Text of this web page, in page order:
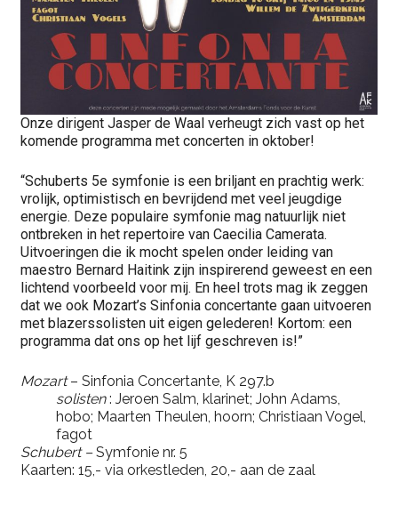
Onze dirigent Jasper de Waal verheugt zich vast op het
komende programma met concerten in oktober!
“Schuberts 5e symfonie is een briljant en prachtig werk:
vrolijk, optimistisch en bevrijdend met veel jeugdige
energie. Deze populaire symfonie mag natuurlijk niet
ontbreken in het repertoire van Caecilia Camerata.
Uitvoeringen die ik mocht spelen onder leiding van
maestro Bernard Haitink zijn inspirerend geweest en een
lichtend voorbeeld voor mij. En heel trots mag ik zeggen
dat we ook Mozart’s Sinfonia concertante gaan uitvoeren
met blazerssolisten uit eigen gelederen! Kortom: een
programma dat ons op het lijf geschreven is!”
Mozart– Sinfonia Concertante, K 297.b
solisten: Jeroen Salm, klarinet; John Adams,
hobo; Maarten Theulen, hoorn; Christiaan Vogel,
fagot
Schubert –Symfonie nr. 5
Kaarten: 15,- via orkestleden, 20,- aan de zaal